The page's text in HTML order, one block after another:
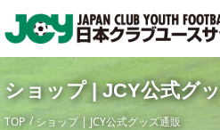
ショップ | JCY公式グ
TOP ショップ | JCY公式グッズ通販